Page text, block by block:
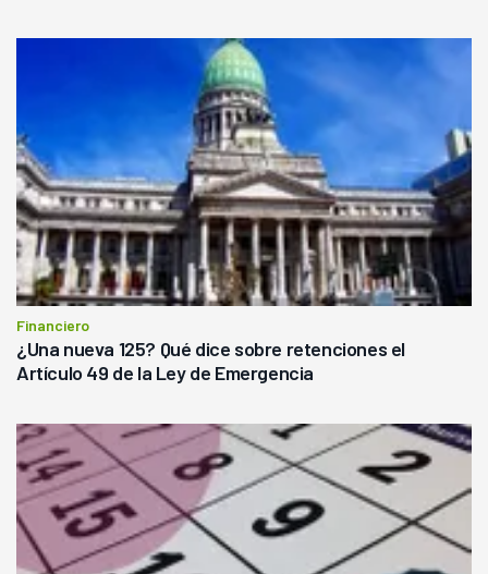
Financiero
¿Una nueva 125? Qué dice sobre retenciones el
Artículo 49 de la Ley de Emergencia